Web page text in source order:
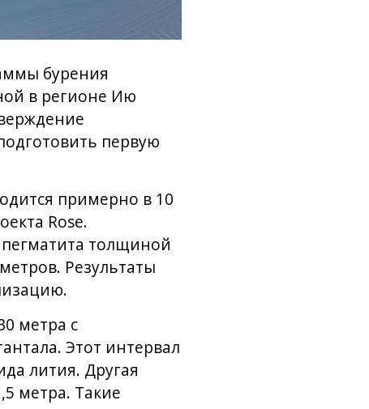
бурения
в регионе Ию
первую
примерно в 10
Rose.
толщиной
Результаты
метра с
Этот интервал
лития. Другая
метра. Такие